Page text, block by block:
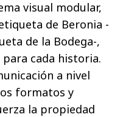
visual modular,
de Beronia -
de la Bodega-,
cada historia.
a nivel
formatos y
la propiedad